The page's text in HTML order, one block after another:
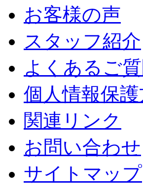
お客様の声
スタッフ紹介
よくあるご
個人情報保
関連リンク
お問い合わせ
サイトマップ